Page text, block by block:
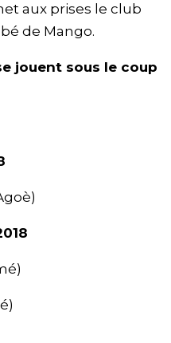
aux prises le club
de Mango.
jouent sous le coup